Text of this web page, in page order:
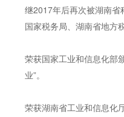
继2017年后再次被湖
国家税务局、湖南省地方税务
荣获国家工业和信息化部
业”。
荣获湖南省工业和信息化